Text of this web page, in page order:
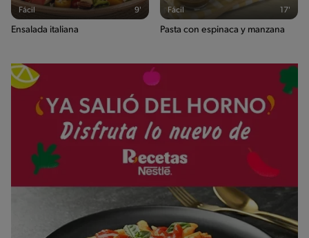
Fácil 9'
Ensalada italiana
Fácil 17'
Pasta con espinaca y manzana